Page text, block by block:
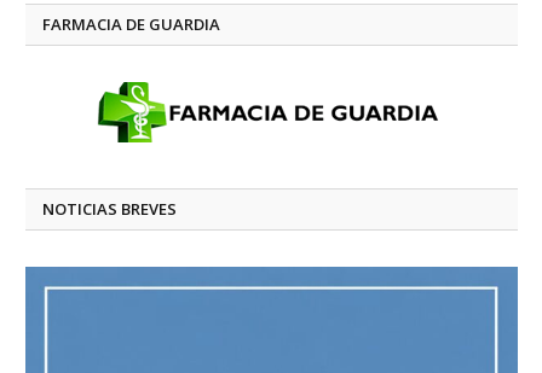
FARMACIA DE GUARDIA
NOTICIAS BREVES